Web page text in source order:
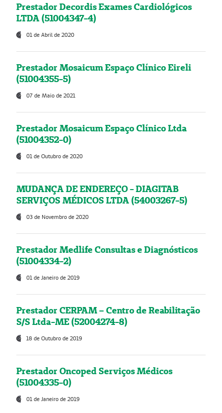
Prestador Decordis Exames Cardiológicos
LTDA (51004347-4)
01 de Abril de 2020
Prestador Mosaicum Espaço Clínico Eireli
(51004355-5)
07 de Maio de 2021
Prestador Mosaicum Espaço Clínico Ltda
(51004352-0)
01 de Outubro de 2020
MUDANÇA DE ENDEREÇO - DIAGITAB
SERVIÇOS MÉDICOS LTDA (54003267-5)
03 de Novembro de 2020
Prestador Medlife Consultas e Diagnósticos
(51004334-2)
01 de Janeiro de 2019
Prestador CERPAM – Centro de Reabilitação
S/S Ltda-ME (52004274-8)
18 de Outubro de 2019
Prestador Oncoped Serviços Médicos
(51004335-0)
01 de Janeiro de 2019